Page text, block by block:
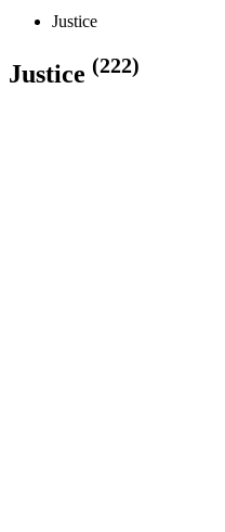
Justice
Justice (222)